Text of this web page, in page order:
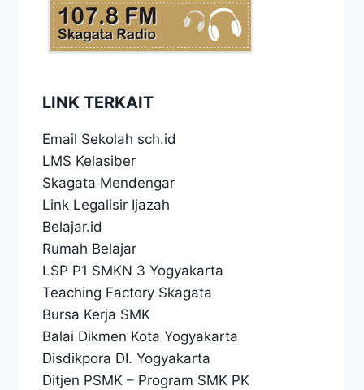
LINK TERKAIT
Email Sekolah sch.id
LMS Kelasiber
Skagata Mendengar
Link Legalisir Ijazah
Belajar.id
Rumah Belajar
LSP P1 SMKN 3 Yogyakarta
Teaching Factory Skagata
Bursa Kerja SMK
Balai Dikmen Kota Yogyakarta
Disdikpora DI. Yogyakarta
Ditjen PSMK – Program SMK PK